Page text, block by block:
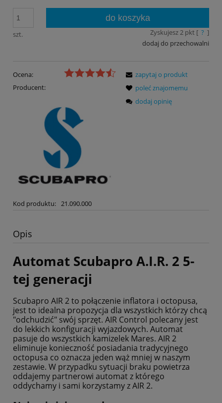
szt.
do koszyka
Zyskujesz2pkt [ ? ]
dodaj do przechowalni
Ocena:
Producent:
Kod produktu: 21.090.000
zapytaj o produkt
poleć znajomemu
dodaj opinię
Opis
Automat Scubapro A.I.R. 2 5-
tej generacji
Scubapro AIR 2 to połączenie inflatora i octopusa,
jest to idealna propozycja dla wszystkich którzy chcą
"odchudzić" swój sprzęt. AIR Control polecany jest
do lekkich konfiguracji wyjazdowych. Automat
pasuje do wszystkich kamizelek Mares. AIR 2
eliminuje konieczność posiadania tradycyjnego
octopusa co oznacza jeden wąż mniej w naszym
zestawie. W przypadku sytuacji braku powietrza
oddajemy partnerowi automat z którego
oddychamy i sami korzystamy z AIR 2.